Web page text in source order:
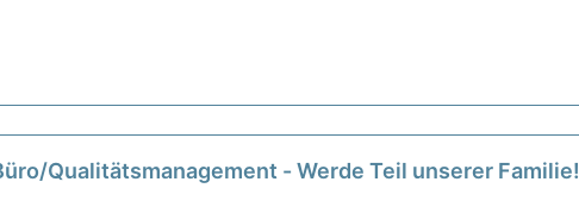
Qualitätsmanagement - Werde Teil unserer Familie!